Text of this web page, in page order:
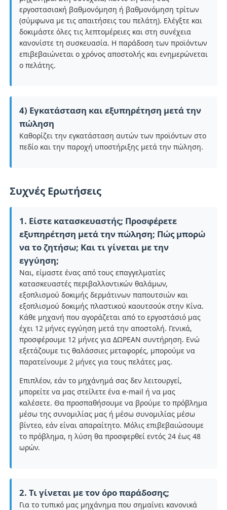
εργοστασιακή βαθμονόμηση ή βαθμονόμηση τρίτων
(σύμφωνα με τις απαιτήσεις του πελάτη). Ελέγξτε και
δοκιμάστε όλες τις λεπτομέρειες και στη συνέχεια
κανονίστε τη συσκευασία. Η παράδοση των προϊόντων
επιβεβαιώνεται ο χρόνος αποστολής και ενημερώνεται
ο πελάτης.
4) Εγκατάσταση και εξυπηρέτηση μετά την
πώληση
Καθορίζει την εγκατάσταση αυτών των προϊόντων στο
πεδίο και την παροχή υποστήριξης μετά την πώληση.
Συχνές Ερωτήσεις
1. Είστε κατασκευαστής; Προσφέρετε
εξυπηρέτηση μετά την πώληση; Πώς μπορώ
να το ζητήσω; Και τι γίνεται με την
εγγύηση;
Ναι, είμαστε ένας από τους επαγγελματίες
κατασκευαστές περιβαλλοντικών θαλάμων,
εξοπλισμού δοκιμής δερμάτινων παπουτσιών και
εξοπλισμού δοκιμής πλαστικού καουτσούκ στην Κίνα.
Κάθε μηχανή που αγοράζεται από το εργοστάσιό μας
έχει 12 μήνες εγγύηση μετά την αποστολή. Γενικά,
προσφέρουμε 12 μήνες για ΔΩΡΕΑΝ συντήρηση. Ενώ
εξετάζουμε τις θαλάσσιες μεταφορές, μπορούμε να
παρατείνουμε 2 μήνες για τους πελάτες μας.
Επιπλέον, εάν το μηχάνημά σας δεν λειτουργεί,
μπορείτε να μας στείλετε ένα e-mail ή να μας
καλέσετε. Θα προσπαθήσουμε να βρούμε το πρόβλημα
μέσω της συνομιλίας μας ή μέσω συνομιλίας μέσω
βίντεο, εάν είναι απαραίτητο. Μόλις επιβεβαιώσουμε
το πρόβλημα, η λύση θα προσφερθεί εντός 24 έως 48
ωρών.
2. Τι γίνεται με τον όρο παράδοσης;
Για το τυπικό μας μηχάνημα που σημαίνει κανονικά